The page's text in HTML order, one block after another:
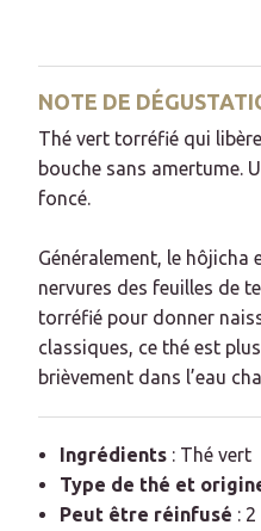
NOTE DE
Thé vert torréfié qui
bouche sans amertume.
foncé.
Généralement, le hôjicha
nervures des feuilles de
torréfié pour donner
classiques, ce thé est
brièvement dans l’eau
Ingrédients: Thé vert
Type de thé et
Peut être réinfusé :